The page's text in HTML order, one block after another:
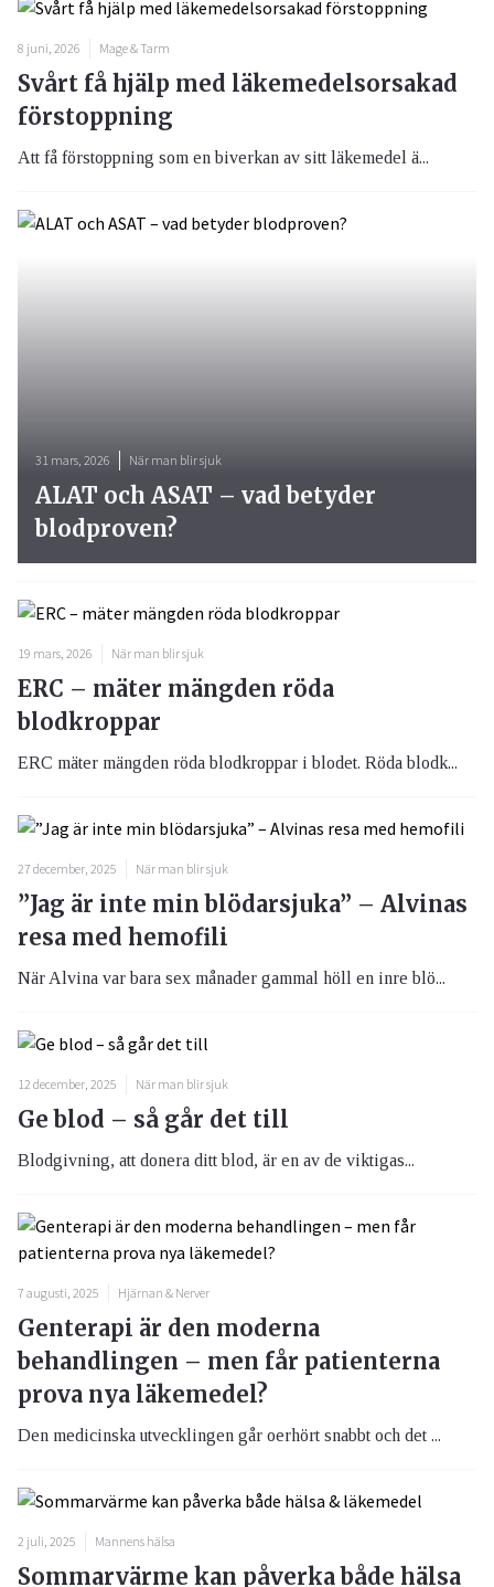
8 juni, 2026 Mage & Tarm
Svårt få hjälp med läkemedelsorsakad
förstoppning
Att få förstoppning som en biverkan av sitt läkemedel ä...
31 mars, 2026 När man blir sjuk
ALAT och ASAT – vad betyder
blodproven?
19 mars, 2026 När man blir sjuk
ERC – mäter mängden röda
blodkroppar
ERC mäter mängden röda blodkroppar i blodet. Röda blodk...
27 december, 2025 När man blir sjuk
”Jag är inte min blödarsjuka” – Alvinas
resa med hemofili
När Alvina var bara sex månader gammal höll en inre blö...
12 december, 2025 När man blir sjuk
Ge blod – så går det till
Blodgivning, att donera ditt blod, är en av de viktigas...
7 augusti, 2025 Hjärnan & Nerver
Genterapi är den moderna
behandlingen – men får patienterna
prova nya läkemedel?
Den medicinska utvecklingen går oerhört snabbt och det ...
2 juli, 2025 Mannens hälsa
Sommarvärme kan påverka både hälsa